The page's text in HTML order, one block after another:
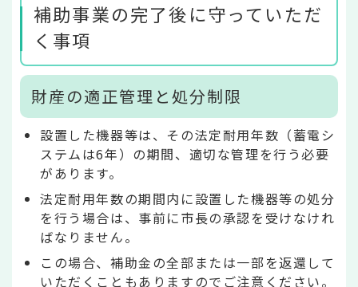
補助事業の完了後に守っていただ
く事項
財産の適正管理と処分制限
設置した機器等は、その法定耐用年数（蓄電シ
ステムは6年）の期間、適切な管理を行う必要
があります。
法定耐用年数の期間内に設置した機器等の処分
を行う場合は、事前に市長の承認を受けなけれ
ばなりません。
この場合、補助金の全部または一部を返還して
いただくこともありますのでご注意ください。